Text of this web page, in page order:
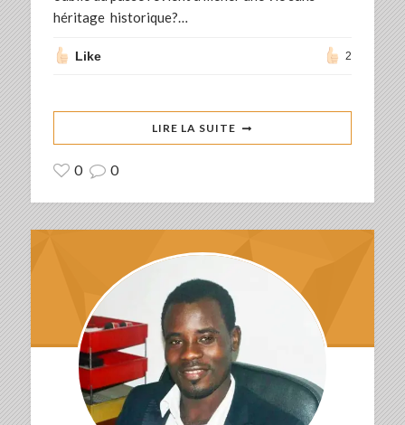
héritage historique?…
Like 2
LIRE LA SUITE
0 0